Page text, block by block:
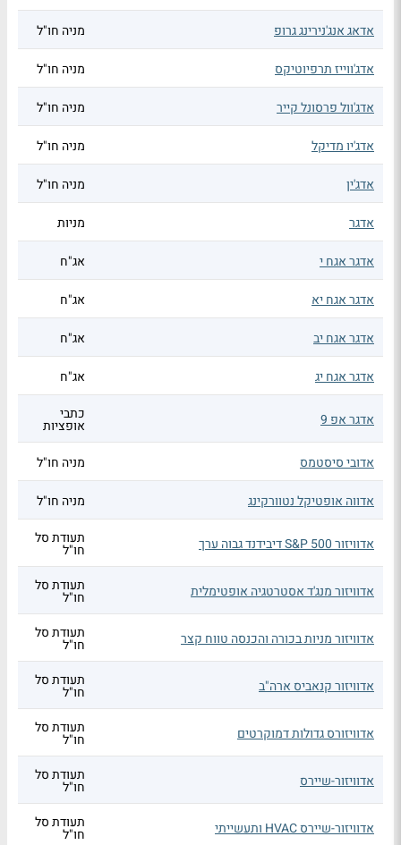
אדאג אנג'נירינג גרופ מניה חו"ל
אדג'ווייז תרפיוטיקס מניה חו"ל
אדג'וול פרסונל קייר מניה חו"ל
אדג'יו מדיקל מניה חו"ל
אדג'ין מניה חו"ל
אדגר מניות
אדגר אגח י אג"ח
אדגר אגח יא אג"ח
אדגר אגח יב אג"ח
אדגר אגח יג אג"ח
אדגר אפ 9 כתבי
אופציות
אדובי סיסטמס
מניה חו"ל
אדווה אופטיקל נטוורקינג מניה חו"ל
אדוויזור S&P 500 דיבידנד גבוה ערך תעודת סל
חו"ל
אדוויזור מנג'ד אסטרטגיה אופטימלית תעודת סל
חו"ל
אדוויזור מניות בכורה והכנסה טווח קצר תעודת סל
חו"ל
אדוויזור קנאביס ארה"ב תעודת סל
חו"ל
אדוויזורס גדולות דמוקרטים תעודת סל
חו"ל
אדוויזור-שיירס תעודת סל
חו"ל
אדוויזור-שיירס HVAC ותעשייתי תעודת סל
חו"ל